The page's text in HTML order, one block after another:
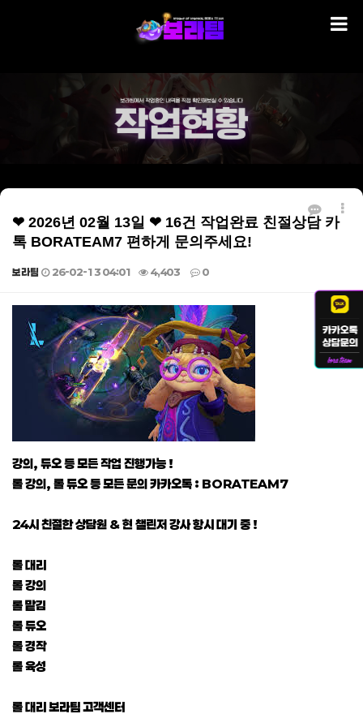
❤ 2026년 02월 13일 ❤ 16건 작업완료 친절상담 카
톡 BORATEAM7 편하게 문의주세요!
보라팀 26-02-13 04:01 4,403 0
강의, 듀오 등 모든 작업 진행가능 !
롤 강의, 롤 듀오 등 모든 문의 카카오톡 : BORATEAM7
24시 친절한 상담원 & 현 챌린저 강사 항시 대기 중 !
롤 대리
롤 강의
롤 맡김
롤 듀오
롤 경작
롤 육성
롤 대리 보라팀 고객센터